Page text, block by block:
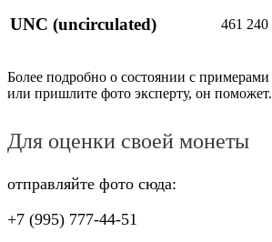
UNC (uncirculated) 461 240
Более подробно о состоянии с примерами
или пришлите фото эксперту, он поможет.
Для оценки своей монеты
отправляйте фото сюда:
+7 (995) 777-44-51